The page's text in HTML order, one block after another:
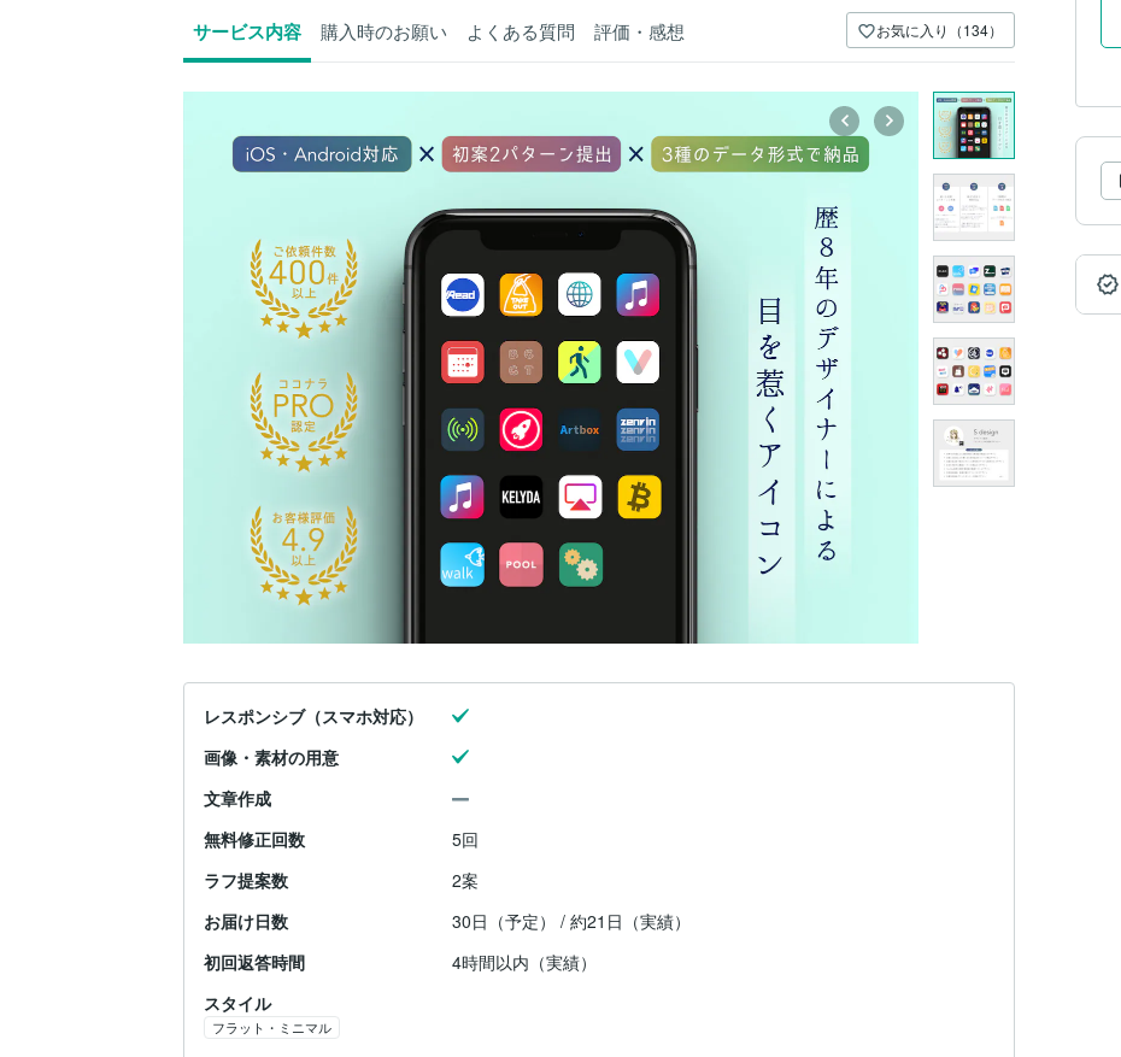
サービス内容 購入時のお願い よくある質問 評価・感想 お気に入り（134）
レスポンシブ（スマホ対応）
画像・素材の用意
文章作成
無料修正回数
5回
ラフ提案数
2案
お届け日数
30日（予定） / 約21日（実績）
初回返答時間
4時間以内（実績）
スタイル
フラット・ミニマル